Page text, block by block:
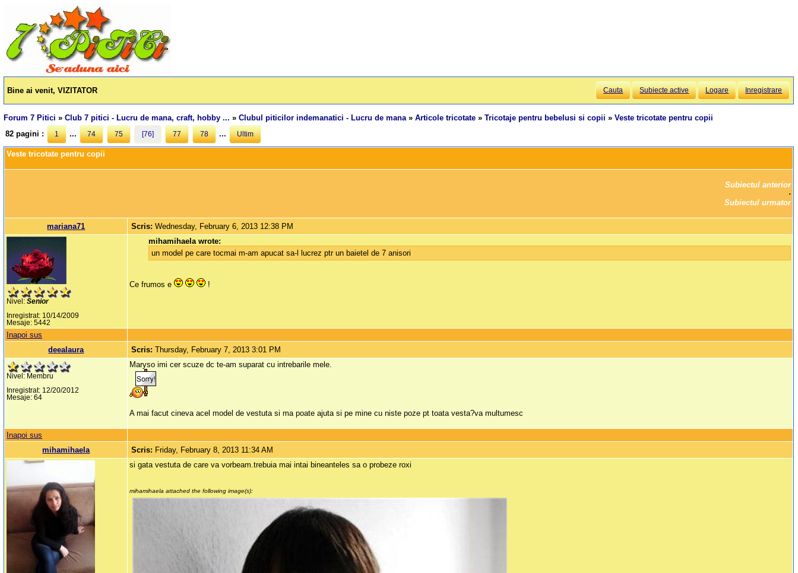
Bine ai venit, VIZITATOR Cauta Subiecte active Logare Inregistrare
Forum 7 Pitici »Club 7 pitici - Lucru de mana, craft, hobby ... »Clubul piticilor indemanatici - Lucru de mana»Articole tricotate »Tricotaje pentru bebelusi si copii »Veste tricotate pentru copii
82 pagini :
1 ... 74 75 [76] 77 78 ... Ultim
Veste tricotate pentru copii
Subiectul anterior
Subiectul urmator
mariana71 Scris:Wednesday, February 6, 2013 12:38 PM
Nivel:Senior
Inregistrat: 10/14/2009
Mesaje: 5442
mihamihaela wrote:
un model pe care tocmai m-am apucat sa-l lucrez ptr un baietel de 7 anisori
Ce frumos e !
Inapoi sus
deealaura
Scris:Thursday, February 7, 2013 3:01 PM
Nivel: Membru
Inregistrat: 12/20/2012
Mesaje: 64
Maryso imi cer scuze dc te-am suparat cu intrebarile mele.
A mai facut cineva acel model de vestuta si ma poate ajuta si pe mine cu niste poze pt toata vesta?va multumesc
Inapoi sus
mihamihaela
Scris: Friday, February 8, 2013 11:34 AM
si gata vestuta de care va vorbeam.trebuia mai intai bineanteles sa o probeze roxi
mihamihaela attached the following image(s):